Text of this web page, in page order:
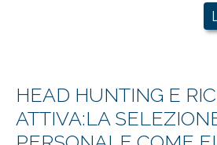
HEAD HUNTING E
ATTIVA:LA